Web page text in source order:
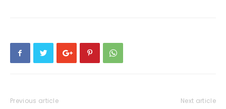
Previous article Next article